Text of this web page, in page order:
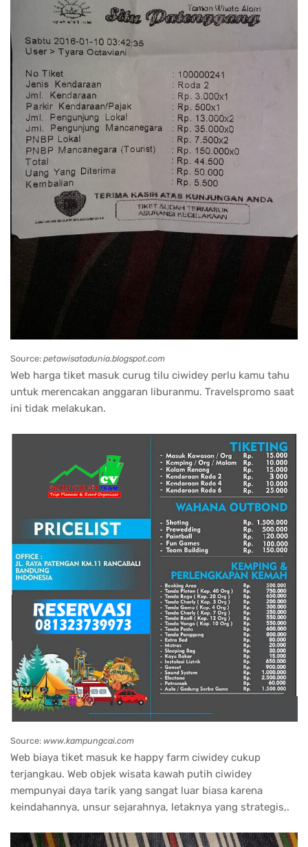
Source: petawisatadunia.blogspot.com
Web harga tiket masuk curug tilu ciwidey perlu kamu tahu
untuk merencakan anggaran liburanmu. Travelspromo saat
ini tidak melakukan.
Source: www.kampungcai.com
Web biaya tiket masuk ke happy farm ciwidey cukup
terjangkau. Web objek wisata kawah putih ciwidey
mempunyai daya tarik yang sangat luar biasa karena
keindahannya, unsur sejarahnya, letaknya yang strategis,.